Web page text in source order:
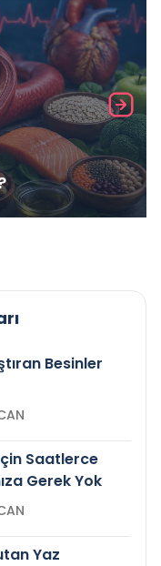
Besinler
Saatlerce
Gerek Yok
Yaz